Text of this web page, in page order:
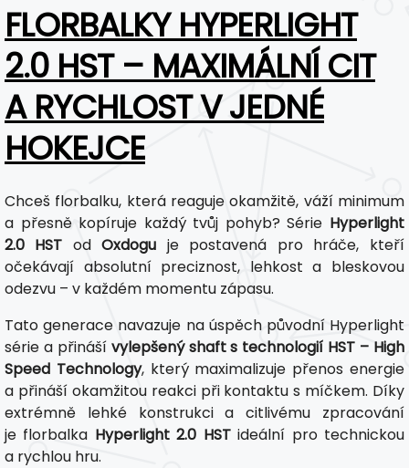
FLORBALKY HYPERLIGHT
2.0 HST – MAXIMÁLNÍ CIT
A RYCHLOST V JEDNÉ
HOKEJCE
Chceš florbalku, která reaguje okamžitě, váží minimum
a přesně kopíruje každý tvůj pohyb? Série Hyperlight
2.0 HST od Oxdogu je postavená pro hráče, kteří
očekávají absolutní preciznost, lehkost a bleskovou
odezvu – v každém momentu zápasu.
Tato generace navazuje na úspěch původní Hyperlight
série a přináší vylepšený shaft s technologií HST – High
Speed Technology, který maximalizuje přenos energie
a přináší okamžitou reakci při kontaktu s míčkem. Díky
extrémně lehké konstrukci a citlivému zpracování
je florbalka Hyperlight 2.0 HSTideální pro technickou
a rychlou hru.